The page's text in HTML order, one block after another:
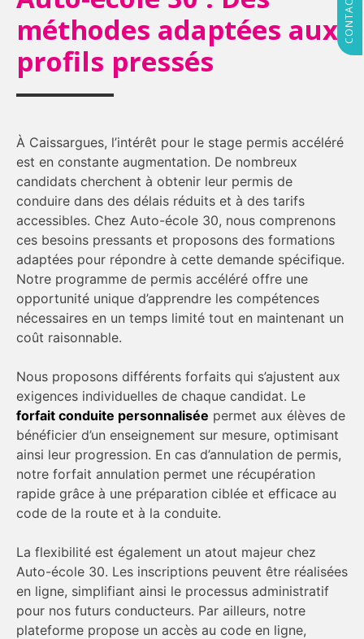
méthodes adaptées aux
profils pressés
À Caissargues, l’intérêt pour le stage permis accéléré
est en constante augmentation. De nombreux
candidats cherchent à obtenir leur permis de
conduire dans des délais réduits et à des tarifs
accessibles. Chez Auto-école 30, nous comprenons
ces besoins pressants et proposons des formations
adaptées pour répondre à cette demande spécifique.
Notre programme de permis accéléré offre une
opportunité unique d’apprendre les compétences
nécessaires en un temps limité tout en maintenant un
coût raisonnable.
Nous proposons différents forfaits qui s’ajustent aux
exigences individuelles de chaque candidat. Le
forfait conduite personnalisée permet aux élèves de
bénéficier d’un enseignement sur mesure, optimisant
ainsi leur progression. En cas d’annulation de permis,
notre forfait annulation permet une récupération
rapide grâce à une préparation ciblée et efficace au
code de la route et à la conduite.
La flexibilité est également un atout majeur chez
Auto-école 30. Les inscriptions peuvent être réalisées
en ligne, simplifiant ainsi le processus administratif
pour nos futurs conducteurs. Par ailleurs, notre
plateforme propose un accès au code en ligne,